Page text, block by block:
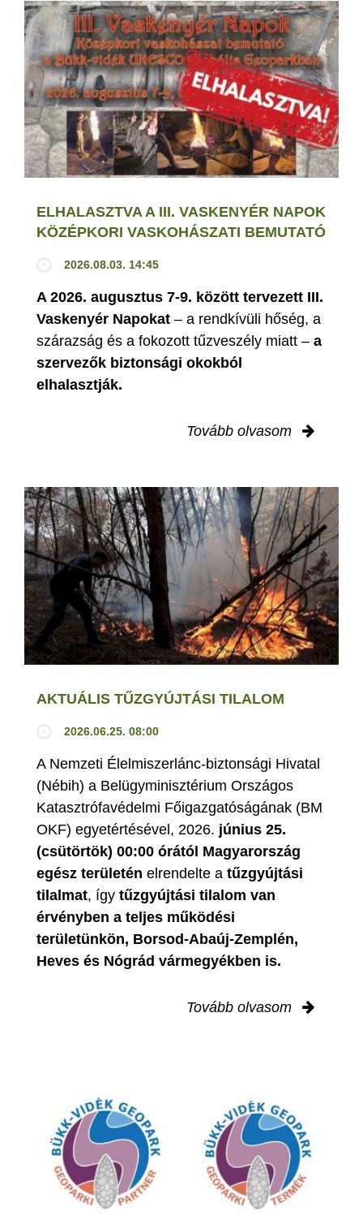
ELHALASZTVA A III. VASKENYÉR NAPOK
KÖZÉPKORI VASKOHÁSZATI BEMUTATÓ
2026.08.03. 14:45
A 2026. augusztus 7-9. között tervezett III.
Vaskenyér Napokat – a rendkívüli hőség, a
szárazság és a fokozott tűzveszély miatt – a
szervezők biztonsági okokból
elhalasztják.
Tovább olvasom
AKTUÁLIS TŰZGYÚJTÁSI TILALOM
2026.06.25. 08:00
A Nemzeti Élelmiszerlánc-biztonsági Hivatal
(Nébih) a Belügyminisztérium Országos
Katasztrófavédelmi Főigazgatóságának (BM
OKF) egyetértésével, 2026. június 25.
(csütörtök) 00:00 órától Magyarország
egész területén elrendelte a tűzgyújtási
tilalmat, így tűzgyújtási tilalom van
érvényben a teljes működési
területünkön, Borsod-Abaúj-Zemplén,
Heves és Nógrád vármegyékben is.
Tovább olvasom